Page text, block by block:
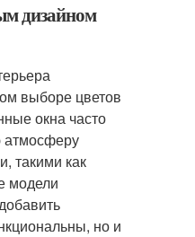
дизайном
выборе цветов
окна часто
атмосферу
такими как
модели
но и